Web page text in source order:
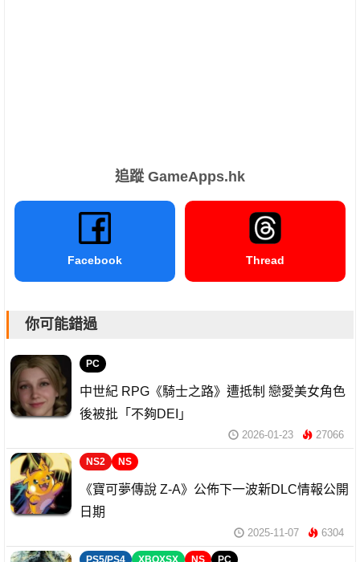
追蹤 GameApps.hk
Facebook Thread
你可能錯過
PC
中世紀 RPG《騎士之路》遭抵制 戀愛美女角色
後被批「不夠DEI」
2026-01-23 27066
NS2 NS
《寶可夢傳說 Z-A》公佈下一波新DLC情報公開
日期
2025-11-07 6304